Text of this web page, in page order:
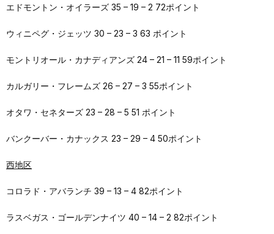
エドモントン・オイラーズ 35 – 19 – 2 72ポイント
ウィニペグ・ジェッツ 30 – 23 – 3 63 ポイント
モントリオール・カナディアンズ 24 – 21 – 11 59ポイント
カルガリー・フレームズ 26 – 27 – 3 55ポイント
オタワ・セネターズ 23 – 28 – 5 51 ポイント
バンクーバー・カナックス 23 – 29 – 4 50ポイント
西地区
コロラド・アバランチ 39 – 13 – 4 82ポイント
ラスベガス・ゴールデンナイツ 40 – 14 – 2 82ポイント